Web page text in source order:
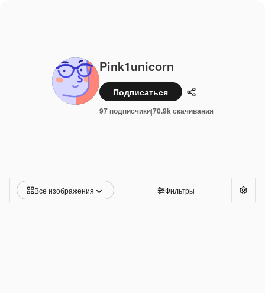
Pink1unicorn
Подписаться Поделиться
97 подписчики|70.9k скачивания
Все изображения Фильтры